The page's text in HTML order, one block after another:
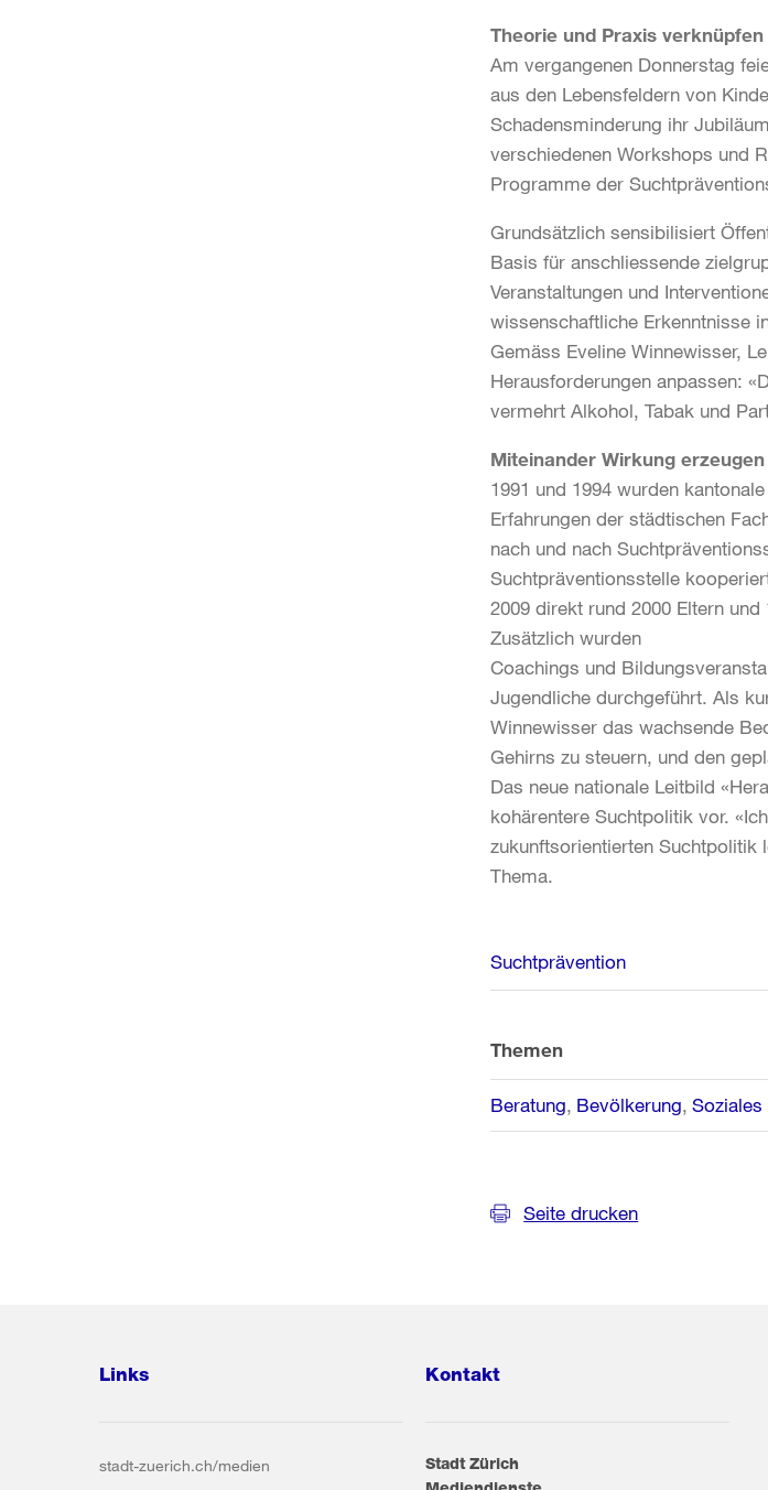
Theorie und Praxis verknüpfen
Am vergangenen Donnerstag
aus den Lebensfeldern von
Schadensminderung ihr
verschiedenen Workshops und
Programme der
Grundsätzlich sensibilisiert
Basis für anschliessende
Veranstaltungen und
wissenschaftliche Erkenntnisse
Gemäss Eveline Winnewisser,
Herausforderungen anpassen:
vermehrt Alkohol, Tabak und
Miteinander Wirkung erzeugen
1991 und 1994 wurden
Erfahrungen der städtischen
nach und nach
Suchtpräventionsstelle
2009 direkt rund 2000 Eltern
Zusätzlich wurden
Coachings und
Jugendliche durchgeführt. Als
Winnewisser das wachsende
Gehirns zu steuern, und den
Das neue nationale Leitbild
kohärentere Suchtpolitik vor.
zukunftsorientierten Suchtpolitik
Thema.
Weitere
Informationen
Suchtprävention
Themen
Beratung Bevölkerung Soziales
Seite drucken
Links
stadt-zuerich.ch/medien
Kontakt
Stadt Zürich